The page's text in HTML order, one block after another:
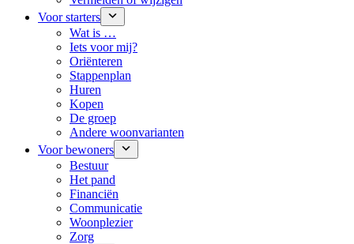
Voor starters
Wat is …
Iets voor mij?
Oriënteren
Stappenplan
Huren
Kopen
De groep
Andere woonvarianten
Voor bewoners
Bestuur
Het pand
Financiën
Communicatie
Woonplezier
Zorg